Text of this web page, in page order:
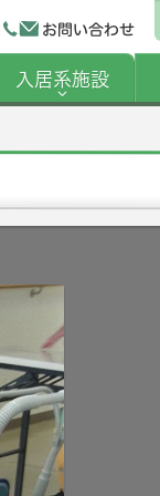
お問い合わせ
入居系施設